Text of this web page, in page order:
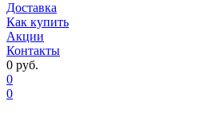
Доставка
Как купить
Акции
Контакты
0 руб.
0
0